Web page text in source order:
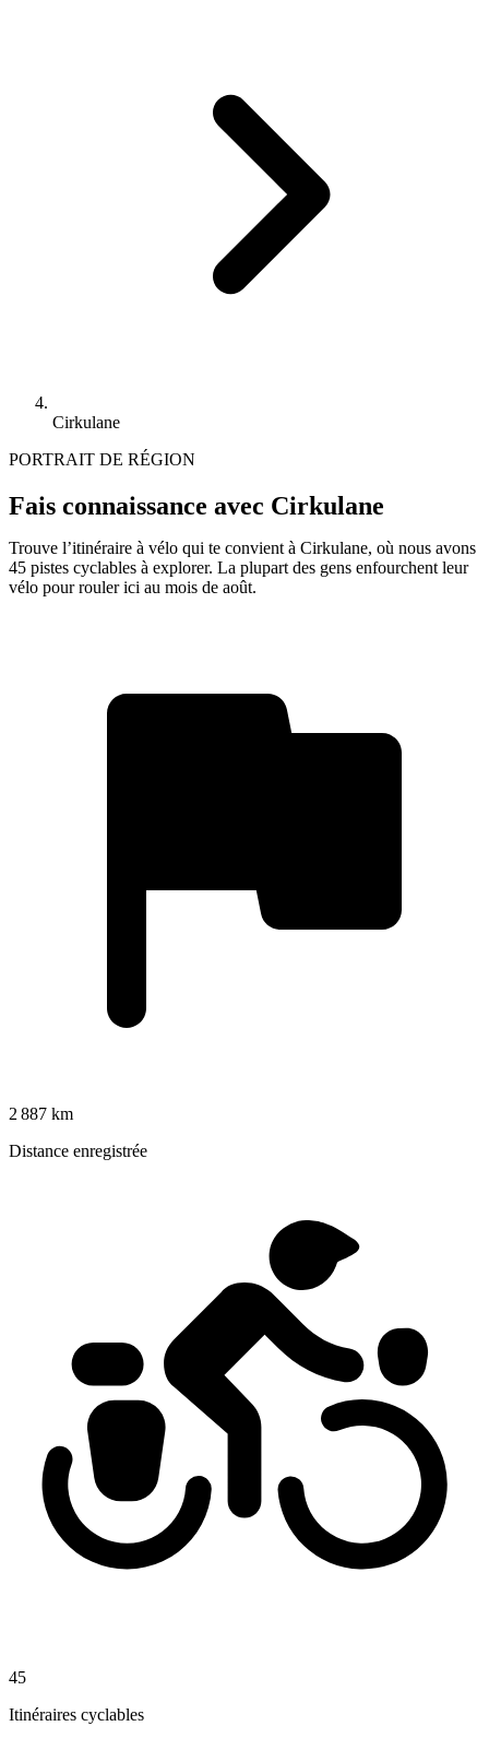
Cirkulane
PORTRAIT DE RÉGION
Fais connaissance avec Cirkulane
Trouve l’itinéraire à vélo qui te convient à Cirkulane, où nous avons
45 pistes cyclables à explorer. La plupart des gens enfourchent leur
vélo pour rouler ici au mois de août.
2 887 km
Distance enregistrée
45
Itinéraires cyclables